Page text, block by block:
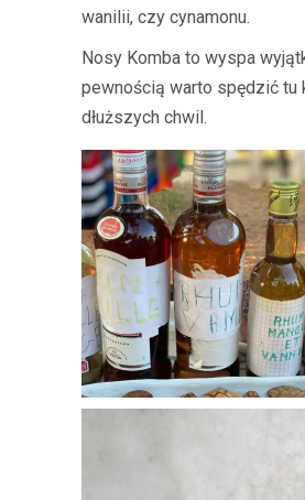
wanilii, czy cynamonu.
Nosy Komba to wyspa
pewnością warto spędzić tu
dłuższych chwil.